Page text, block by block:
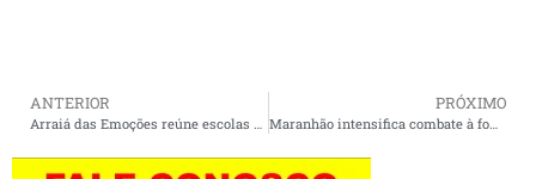
ANTERIOR
Arraiá das Emoções reúne escolas e valoriza cultura local na Praça da Matriz
PRÓXIMO
Maranhão intensifica combate à fome com tecnologia e parceria nos municípios.